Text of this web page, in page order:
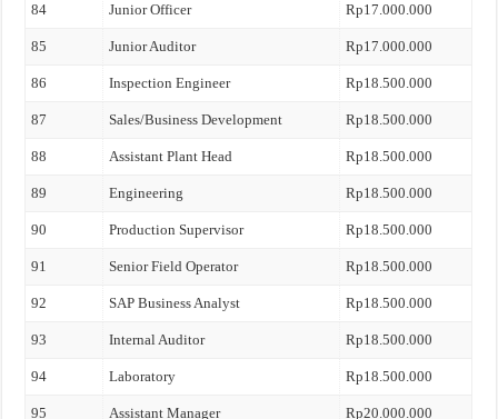
84 Junior Officer Rp17.000.000
85 Junior Auditor Rp17.000.000
86 Inspection Engineer Rp18.500.000
87 Sales/Business Development Rp18.500.000
88 Assistant Plant Head Rp18.500.000
89 Engineering Rp18.500.000
90 Production Supervisor Rp18.500.000
91 Senior Field Operator Rp18.500.000
92 SAP Business Analyst Rp18.500.000
93 Internal Auditor Rp18.500.000
94 Laboratory Rp18.500.000
95 Assistant Manager Rp20.000.000